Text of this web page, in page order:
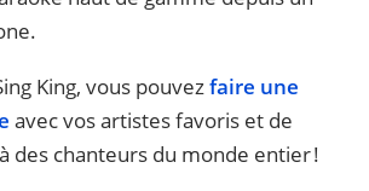
King, vous pouvezfaire une
avec vos artistes favoris et de
des chanteurs du monde entier !